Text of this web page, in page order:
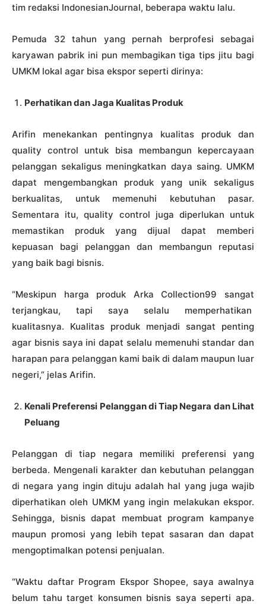
tim redaksi IndonesianJournal, beberapa waktu lalu.
Pemuda 32 tahun yang pernah berprofesi sebagai
karyawan pabrik ini pun membagikan tiga tips jitu bagi
UMKM lokal agar bisa ekspor seperti dirinya:
Perhatikan dan Jaga Kualitas Produk
Arifin menekankan pentingnya kualitas produk dan
quality control untuk bisa membangun kepercayaan
pelanggan sekaligus meningkatkan daya saing. UMKM
dapat mengembangkan produk yang unik sekaligus
berkualitas, untuk memenuhi kebutuhan pasar.
Sementara itu, quality control juga diperlukan untuk
memastikan produk yang dijual dapat memberi
kepuasan bagi pelanggan dan membangun reputasi
yang baik bagi bisnis.
“Meskipun harga produk Arka Collection99 sangat
terjangkau, tapi saya selalu memperhatikan
kualitasnya. Kualitas produk menjadi sangat penting
agar bisnis saya ini dapat selalu memenuhi standar dan
harapan para pelanggan kami baik di dalam maupun luar
negeri,” jelas Arifin.
Kenali Preferensi Pelanggan di Tiap Negara dan Lihat
Peluang
Pelanggan di tiap negara memiliki preferensi yang
berbeda. Mengenali karakter dan kebutuhan pelanggan
di negara yang ingin dituju adalah hal yang juga wajib
diperhatikan oleh UMKM yang ingin melakukan ekspor.
Sehingga, bisnis dapat membuat program kampanye
maupun promosi yang lebih tepat sasaran dan dapat
mengoptimalkan potensi penjualan.
“Waktu daftar Program Ekspor Shopee, saya awalnya
belum tahu target konsumen bisnis saya seperti apa.